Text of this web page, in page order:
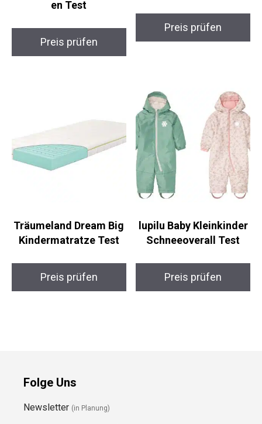
en Test
Preis prüfen
Preis prüfen
Träumeland Dream Big
Kindermatratze Test
Preis prüfen
lupilu Baby Kleinkinder
Schneeoverall Test
Preis prüfen
Folge Uns
Newsletter (in Planung)